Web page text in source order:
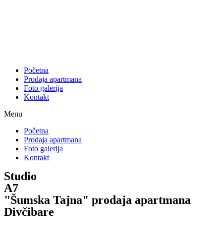
Početna
Prodaja apartmana
Foto galerija
Kontakt
Menu
Početna
Prodaja apartmana
Foto galerija
Kontakt
Studio
A7
"Šumska Tajna" prodaja apartmana
Divčibare